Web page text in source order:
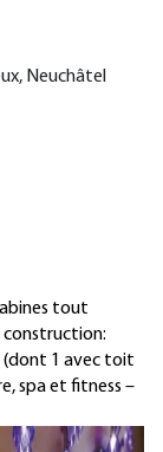
Neuchâtel
tout
(dont 1 avec toit
spa et fitness –